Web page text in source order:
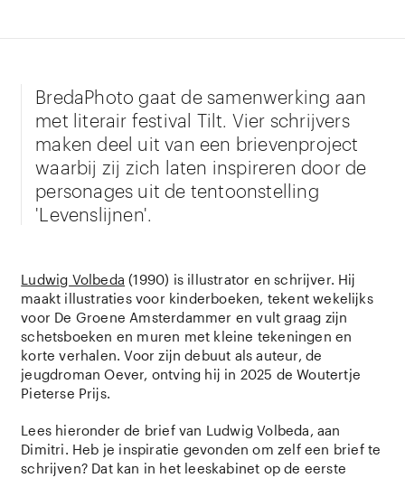
BredaPhoto gaat de samenwerking aan
met literair festival Tilt. Vier schrijvers
maken deel uit van een brievenproject
waarbij zij zich laten inspireren door de
personages uit de tentoonstelling
'Levenslijnen'.
Ludwig Volbeda (1990) is illustrator en schrijver. Hij
maakt illustraties voor kinderboeken, tekent wekelijks
voor De Groene Amsterdammer en vult graag zijn
schetsboeken en muren met kleine tekeningen en
korte verhalen. Voor zijn debuut als auteur, de
jeugdroman Oever, ontving hij in 2025 de Woutertje
Pieterse Prijs.
Lees hieronder de brief van Ludwig Volbeda, aan
Dimitri. Heb je inspiratie gevonden om zelf een brief te
schrijven? Dat kan in het leeskabinet op de eerste